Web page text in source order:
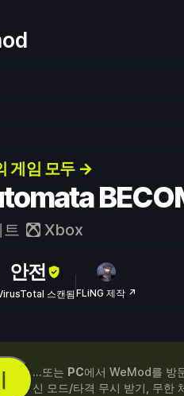
게임 모두 →
트 Xbox
안전
스캔됨FLiNG 제작 ↗
...또는 PC에서 WeMod를 방
신 모드/타격 무시 받기, 무한